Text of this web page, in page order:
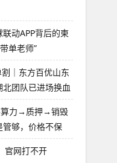
动APP背后的柬
单老师”
｜东方百优山东
北团队已进场换血
算力→质押→销毁
够，价格不保
官网打不开